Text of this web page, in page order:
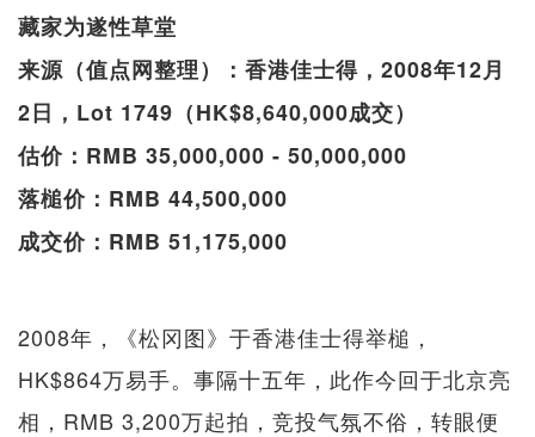
藏家为遂性草堂
来源（值点网整理）：香港佳士得，2008年12月
2日，Lot 1749（HK$8,640,000成交）
估价：RMB 35,000,000 - 50,000,000
落槌价：RMB 44,500,000
成交价：RMB 51,175,000
2008年，《松冈图》于香港佳士得举槌，
HK$864万易手。事隔十五年，此作今回于北京亮
相，RMB 3,200万起拍，竞投气氛不俗，转眼便